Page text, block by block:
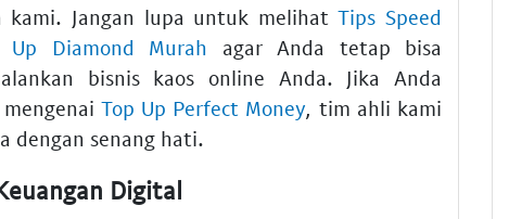
kami. Jangan lupa untuk melihatTips Speed
Diamond Murah agar Anda tetap bisa
bisnis kaos online Anda. Jika Anda
Top Up Perfect Money , tim ahli kami
dengan senang hati.
Digital